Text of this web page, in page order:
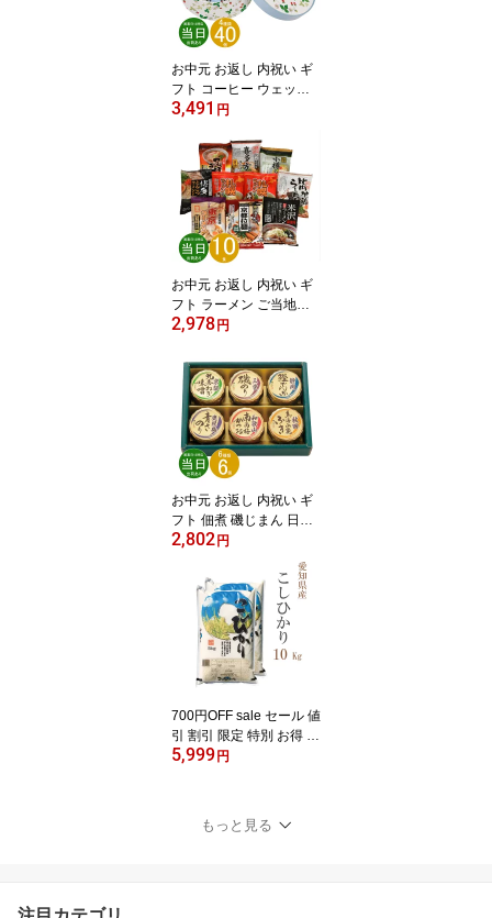
お中元 お返し 内祝い ギ
フト コーヒー ウェッジ
ウッド ワイルド ストロ
3506CWN40P 新築 お礼
引越し 志 仏事 送料無料
あす楽 ポイント お得 poi
nt
3,491 円
お中元 お返し 内祝い ギ
フト ラーメン ご当地ラ
ーメン味くらべ乾麺 10
引越し 志 仏事 送料無料
あす楽
2,978 円
お中元 お返し 内祝い ギ
フト 佃煮 磯じまん 日本
全国うまいものめぐり里-
20N 新築 お礼 引越し 志
仏事 送料無料 あす楽
2,802 円
700円OFF sale セール 値
引 割引 限定 特別 お得 米
白米 10kg 送料無料 コシ
米 10キロ 安い あす楽 送
料無料【沖縄、配送不
5,999 円
もっと見る